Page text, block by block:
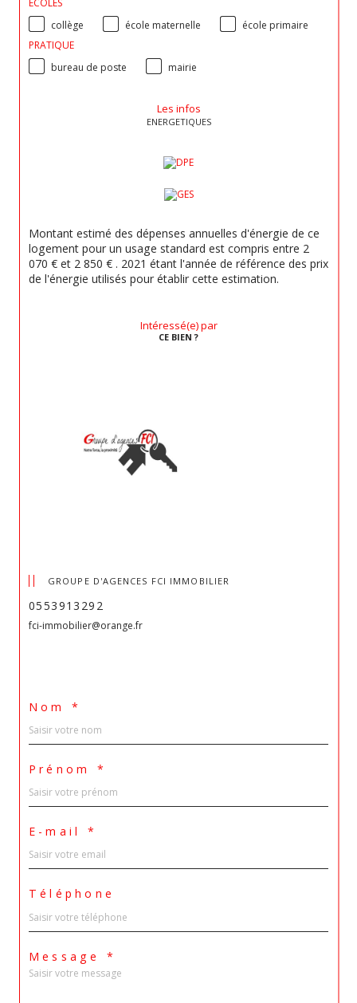
ECOLES
collège
école maternelle
école primaire
PRATIQUE
bureau de poste
mairie
Les infos
ENERGETIQUES
Montant estimé des dépenses annuelles d'énergie de ce
logement pour un usage standard est compris entre 2
070 € et 2 850 € . 2021 étant l'année de référence des prix
de l'énergie utilisés pour établir cette estimation.
Intéressé(e) par
CE BIEN ?
GROUPE D'AGENCES FCI IMMOBILIER
0553913292
fci-immobilier@orange.fr
Nom *
Prénom *
E-mail *
Téléphone
Message *